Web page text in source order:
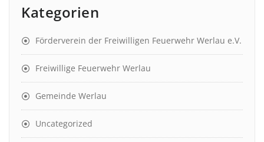
Kategorien
Förderverein der Freiwilligen Feuerwehr Werlau e.V.
Freiwillige Feuerwehr Werlau
Gemeinde Werlau
Uncategorized